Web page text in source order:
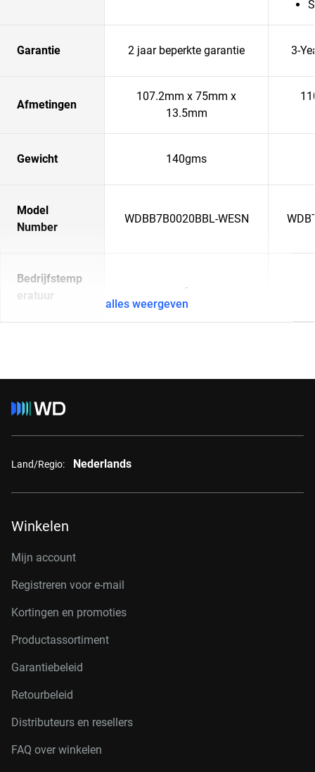
Garantie 2 jaar beperkte garantie 3-
Afmetingen
107.2mm x 75mm x
13.5mm
Gewicht 140gms
Model
Number
WDBB7B0020BBL-WESN
Bedrijfstemp
eratuur
-
alles weergeven
Land/Regio: Nederlands
Winkelen
Mijn account
Registreren voor e-mail
Kortingen en promoties
Productassortiment
Garantiebeleid
Retourbeleid
Distributeurs en resellers
FAQ over winkelen